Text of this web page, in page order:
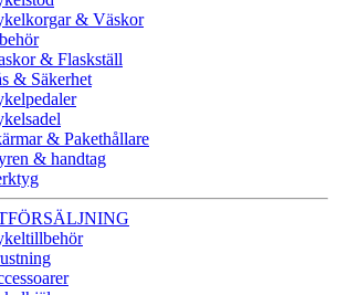
& Väskor
& Flaskställ
& Säkerhet
& Pakethållare
& handtag